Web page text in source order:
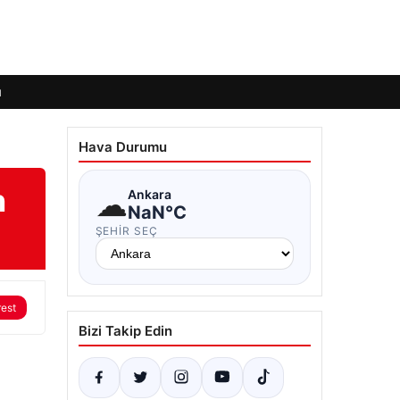
Hava Durumu
☁Ankara
NaN°C
ŞEHIR SEÇ
Bizi Takip Edin